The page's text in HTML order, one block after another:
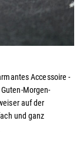
Accessoire -
Morgen-
auf der
und ganz